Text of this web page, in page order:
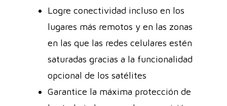
Logre conectividad incluso en los
lugares más remotos y en las zonas
en las que las redes celulares estén
saturadas gracias a la funcionalidad
opcional de los satélites
Garantice la máxima protección de